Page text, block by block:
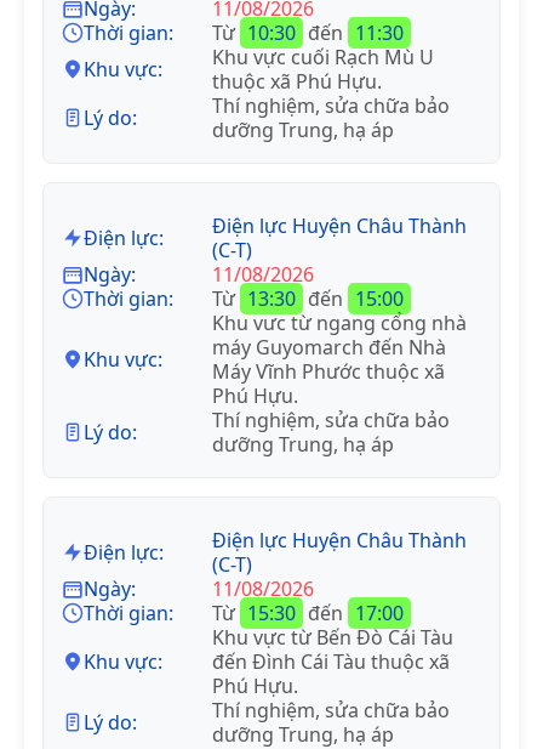
Ngày:
11/08/2026
Thời gian:
Từ 10:30 đến 11:30
Khu vực:
Khu vực cuối Rạch Mù U
thuộc xã Phú Hựu.
Lý do:
Thí nghiệm, sửa chữa bảo
dưỡng Trung, hạ áp
Điện lực:
Điện lực Huyện Châu Thành
(C-T)
Ngày:
11/08/2026
Thời gian:
Từ 13:30 đến 15:00
Khu vực:
Khu vưc từ ngang cổng nhà
máy Guyomarch đến Nhà
Máy Vĩnh Phước thuộc xã
Phú Hựu.
Lý do:
Thí nghiệm, sửa chữa bảo
dưỡng Trung, hạ áp
Điện lực:
Điện lực Huyện Châu Thành
(C-T)
Ngày:
11/08/2026
Thời gian:
Từ 15:30 đến 17:00
Khu vực:
Khu vực từ Bến Đò Cái Tàu
đến Đình Cái Tàu thuộc xã
Phú Hựu.
Lý do:
Thí nghiệm, sửa chữa bảo
dưỡng Trung, hạ áp